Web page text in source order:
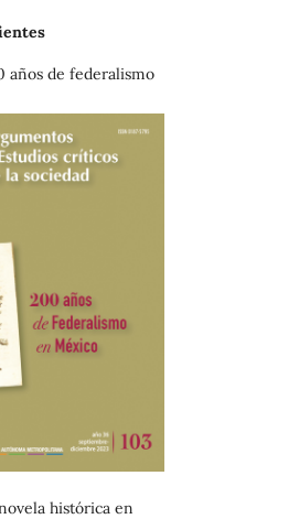
años de federalismo
histórica en